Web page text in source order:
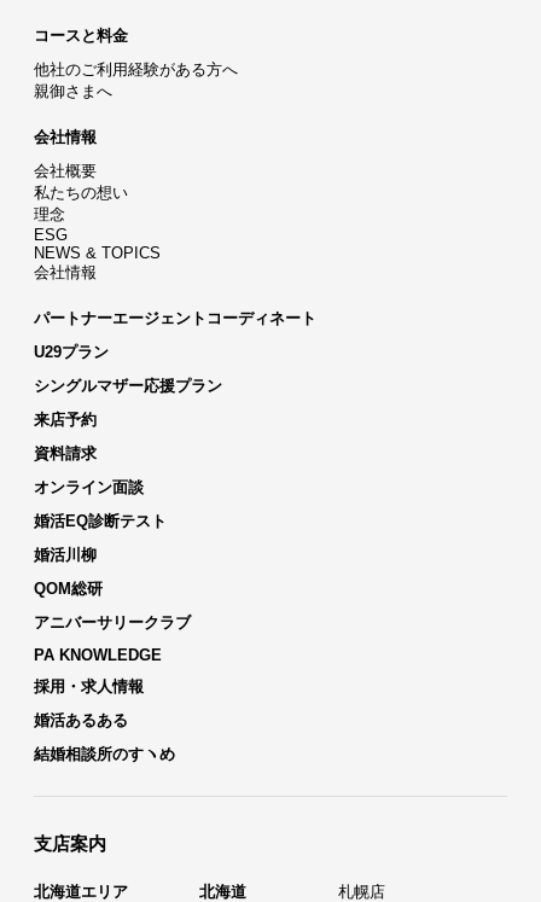
コースと料金
他社のご利用経験がある方へ
親御さまへ
会社情報
会社概要
私たちの想い
理念
ESG
NEWS & TOPICS
会社情報
パートナーエージェントコーディネート
U29プラン
シングルマザー応援プラン
来店予約
資料請求
オンライン面談
婚活EQ診断テスト
婚活川柳
QOM総研
アニバーサリークラブ
PA KNOWLEDGE
採用・求人情報
婚活あるある
結婚相談所のすヽめ
支店案内
北海道エリア 北海道
札幌店